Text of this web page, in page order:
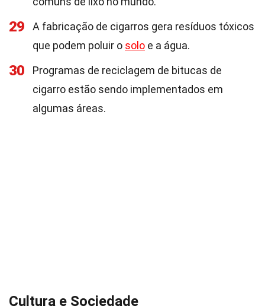
29
A fabricação de cigarros gera resíduos tóxicos
que podem poluir o solo e a água.
30
Programas de reciclagem de bitucas de
cigarro estão sendo implementados em
algumas áreas.
Cultura e Sociedade